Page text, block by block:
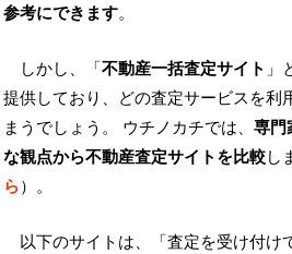
参考にできます。
しかし、「不動産一括査定サイト 」
提供しており、どの査定サービスを利
まうでしょう。 ウチノカチでは、 専門
な観点から不動産査定サイトを比較し
ら）。
以下のサイトは、「査定を受け付け